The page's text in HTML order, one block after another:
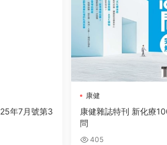
年7月號第3
康健
康健雜誌特刊 新化療
問
405